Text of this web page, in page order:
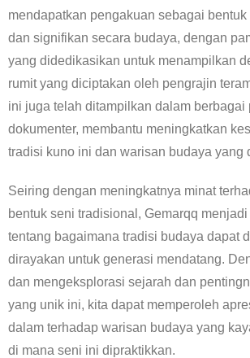
mendapatkan pengakuan sebagai
dan signifikan secara budaya, dengan
yang didedikasikan untuk menampilkan
rumit yang diciptakan oleh pengrajin
ini juga telah ditampilkan dalam berbagai
dokumenter, membantu meningkatkan
tradisi kuno ini dan warisan budaya yang
Seiring dengan meningkatnya minat
bentuk seni tradisional, Gemarqq
tentang bagaimana tradisi budaya dapat
dirayakan untuk generasi mendatang.
dan mengeksplorasi sejarah dan
yang unik ini, kita dapat memperoleh
dalam terhadap warisan budaya yang
di mana seni ini dipraktikkan.